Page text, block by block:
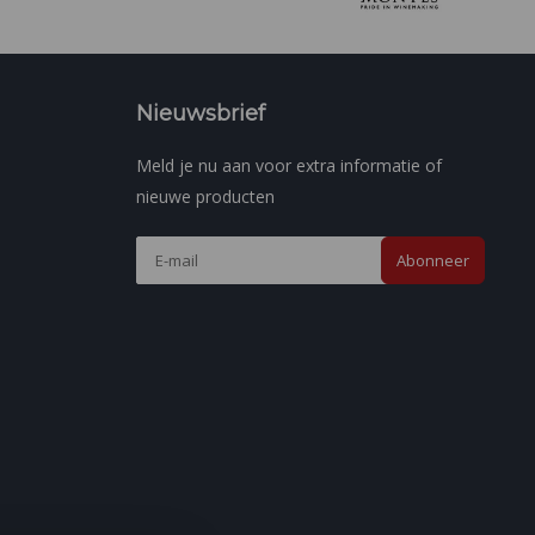
Nieuwsbrief
Meld je nu aan voor extra informatie of
nieuwe producten
Abonneer